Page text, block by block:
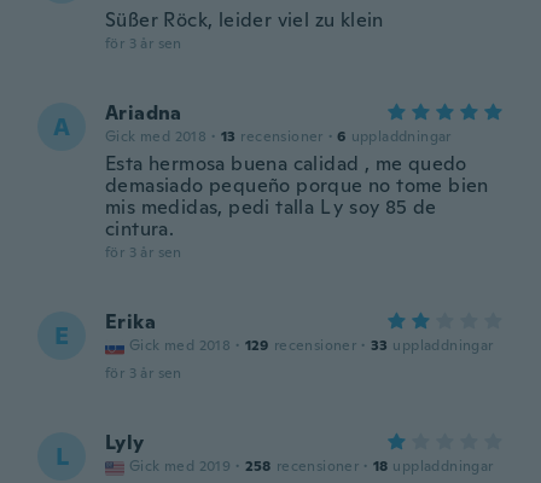
Süßer Röck, leider viel zu klein
för 3 år sen
A Ariadna
Gick med 2018 · 13 recensioner · 6 uppladdningar
Esta hermosa buena calidad , me quedo
demasiado pequeño porque no tome bien
mis medidas, pedi talla L y soy 85 de
cintura.
för 3 år sen
E Erika
Gick med 2018 · 129 recensioner · 33 uppladdningar
för 3 år sen
L Lyly
Gick med 2019 · 258 recensioner · 18 uppladdningar